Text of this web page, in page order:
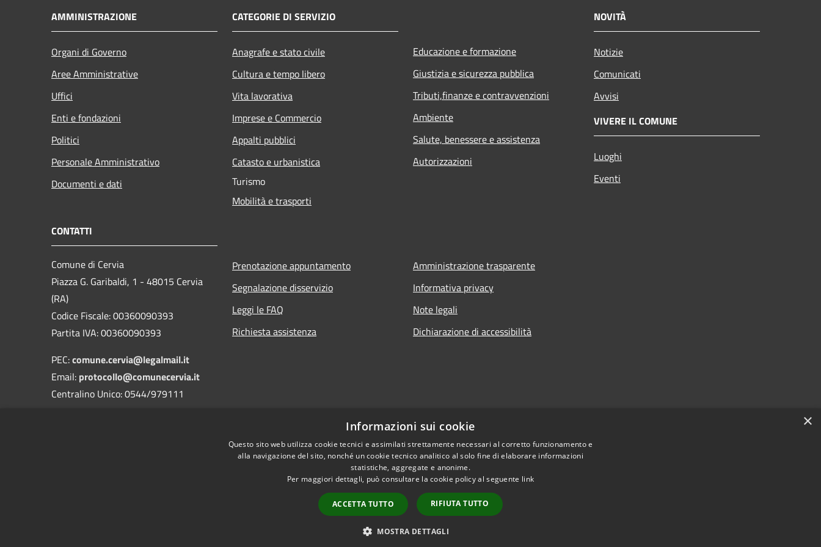
AMMINISTRAZIONE
Organi di Governo
Aree Amministrative
Uffici
Enti e fondazioni
Politici
Personale Amministrativo
Documenti e dati
CATEGORIE DI SERVIZIO
Anagrafe e stato civile
Cultura e tempo libero
Vita lavorativa
Imprese e Commercio
Appalti pubblici
Catasto e urbanistica
Turismo
Mobilità e trasporti
Educazione e formazione
Giustizia e sicurezza pubblica
Tributi,finanze e contravvenzioni
Ambiente
Salute, benessere e assistenza
Autorizzazioni
NOVITÀ
Notizie
Comunicati
Avvisi
VIVERE IL COMUNE
Luoghi
Eventi
CONTATTI
Comune di Cervia
Piazza G. Garibaldi, 1 - 48015 Cervia
(RA)
Codice Fiscale: 00360090393
Partita IVA: 00360090393
PEC:comune.cervia@legalmail.it
Email: protocollo@comunecervia.it
Centralino Unico: 0544/979111
Prenotazione appuntamento
Segnalazione disservizio
Leggi le FAQ
Richiesta assistenza
Amministrazione trasparente
Informativa privacy
Note legali
Dichiarazione di accessibilità
Copyright © 2026 • Comune di Cervia • Powered by
×
Informazioni sui cookie
Questo sito web utilizza cookie tecnici e assimilati strettamente necessari al corretto funzionamento e
alla navigazione del sito, nonché un cookie tecnico analitico al solo fine di elaborare informazioni
statistiche, aggregate e anonime.
Per maggiori dettagli, può consultare la cookie policy al seguente link
ACCETTA TUTTO RIFIUTA TUTTO
MOSTRA DETTAGLI